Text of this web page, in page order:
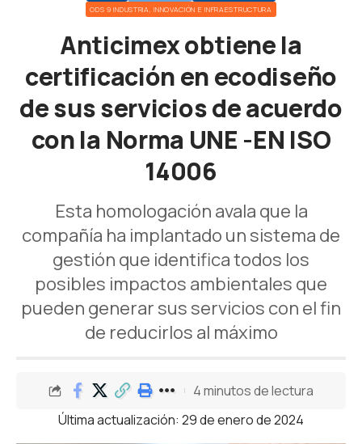
ODS 9 INDUSTRIA, INNOVACIÓN E INFRAESTRUCTURA
Anticimex obtiene la
certificación en ecodiseño
de sus servicios de acuerdo
con la Norma UNE -EN ISO
14006
Esta homologación avala que la
compañía ha implantado un sistema de
gestión que identifica todos los
posibles impactos ambientales que
pueden generar sus servicios con el fin
de reducirlos al máximo
Última actualización: 29 de enero de 2024
4 minutos de lectura